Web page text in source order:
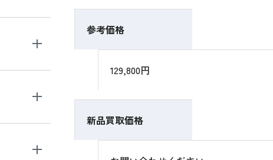
参考価格
129,800円
新品買取価格